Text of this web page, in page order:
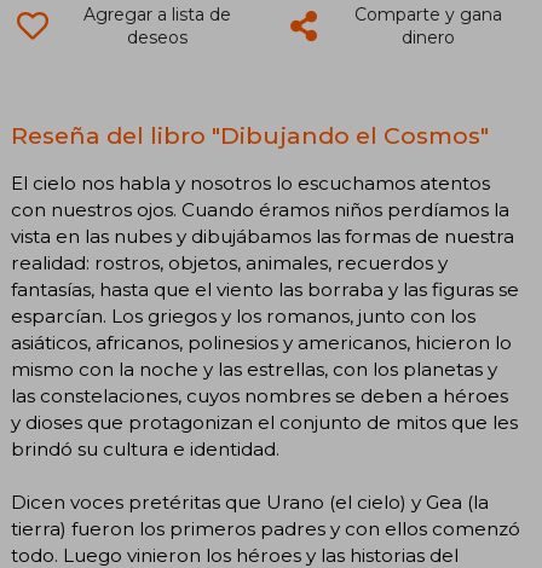
Agregar a lista de
deseos
Comparte y gana
dinero
Reseña del libro "Dibujando el Cosmos"
El cielo nos habla y nosotros lo escuchamos atentos
con nuestros ojos. Cuando éramos niños perdíamos la
vista en las nubes y dibujábamos las formas de nuestra
realidad: rostros, objetos, animales, recuerdos y
fantasías, hasta que el viento las borraba y las figuras se
esparcían. Los griegos y los romanos, junto con los
asiáticos, africanos, polinesios y americanos, hicieron lo
mismo con la noche y las estrellas, con los planetas y
las constelaciones, cuyos nombres se deben a héroes
y dioses que protagonizan el conjunto de mitos que les
brindó su cultura e identidad.
Dicen voces pretéritas que Urano (el cielo) y Gea (la
tierra) fueron los primeros padres y con ellos comenzó
todo. Luego vinieron los héroes y las historias del